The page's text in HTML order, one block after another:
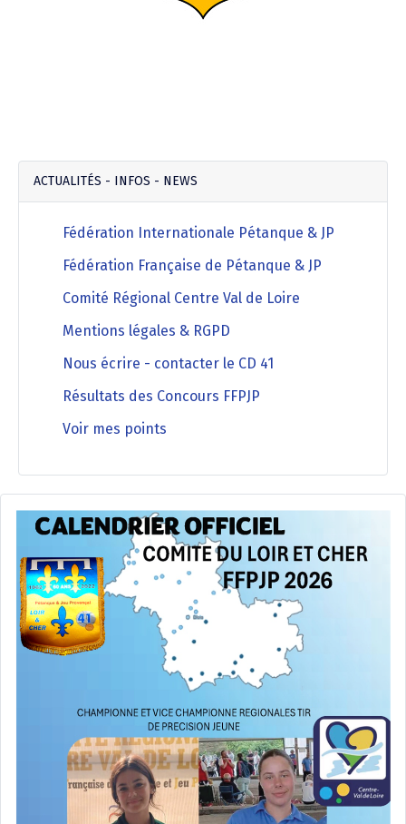
ACTUALITÉS - INFOS - NEWS
Fédération Internationale Pétanque & JP
Fédération Française de Pétanque & JP
Comité Régional Centre Val de Loire
Mentions légales & RGPD
Nous écrire - contacter le CD 41
Résultats des Concours FFPJP
Voir mes points